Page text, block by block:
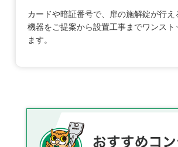
カードや暗証番号で、扉の施解錠が行え
機器をご提案から設置工事までワンスト
ます。